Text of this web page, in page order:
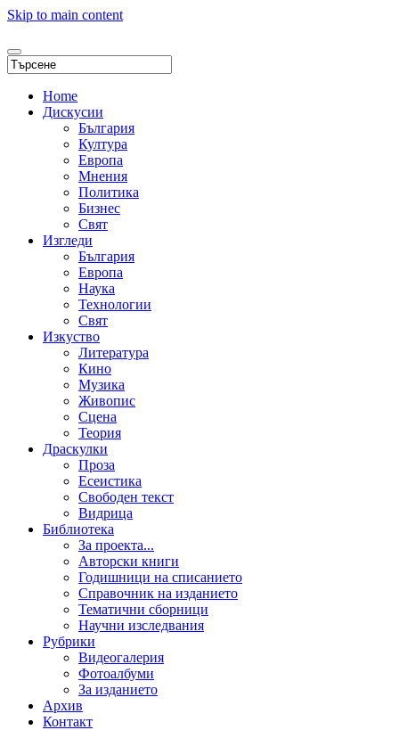
Skip to main content
Home
Дискусии
България
Култура
Европа
Мнения
Политика
Бизнес
Свят
Изгледи
България
Европа
Наука
Технологии
Свят
Изкуство
Литература
Кино
Музика
Живопис
Сцена
Теория
Драскулки
Проза
Есеистика
Свободен текст
Видрица
Библиотека
За проекта...
Авторски книги
Годишници на списанието
Справочник на изданието
Тематични сборници
Научни изследвания
Рубрики
Видеогалерия
Фотоалбуми
За изданието
Архив
Контакт